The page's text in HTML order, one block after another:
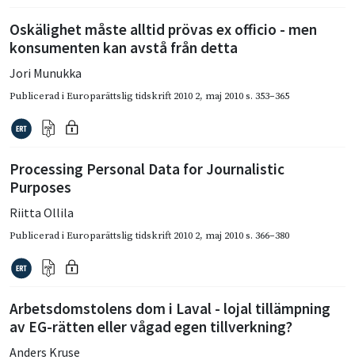
Oskälighet måste alltid prövas ex officio - men
konsumenten kan avstå från detta
Jori Munukka
Publicerad iEuroparättslig tidskrift 2010 2, maj 2010s. 353–365
Processing Personal Data for Journalistic
Purposes
Riitta Ollila
Publicerad iEuroparättslig tidskrift 2010 2, maj 2010s. 366–380
Arbetsdomstolens dom i Laval - lojal tillämpning
av EG-rätten eller vågad egen tillverkning?
Anders Kruse